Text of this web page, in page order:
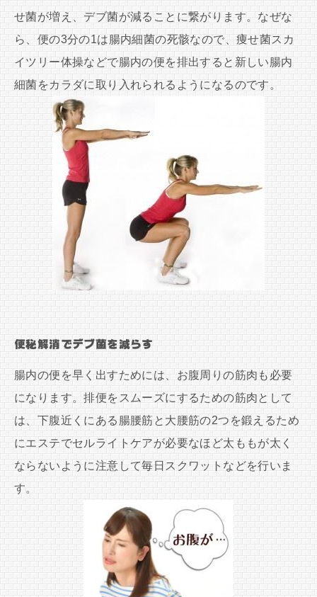
せ菌が増え、デブ菌が減ることに繋がります。なぜな
ら、便の3分の1は腸内細菌の死骸なので、痩せ菌スカ
イツリー体操などで腸内の便を排出すると新しい腸内
細菌をカラダに取り入れられるようになるのです。
便秘解消でデブ菌を減らす
腸内の便を早く出すためには、お腹周りの筋肉も必要
になります。排便をスムーズにするための筋肉として
は、下腹近くにある腸腰筋と大腰筋の2つを鍛えるため
にエステでセルライトケアが必要なほど太ももが太く
ならないように注意して毎日スクワットなどを行いま
す。